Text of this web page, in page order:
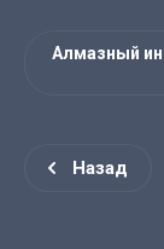
Алмазный
Назад